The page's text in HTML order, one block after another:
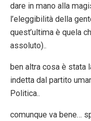
dare in mano alla
l’eleggibilità della
quest’ultima è quela
assoluto)..
ben altra cosa è stata
indetta dal partito
Politica..
comunque va bene…